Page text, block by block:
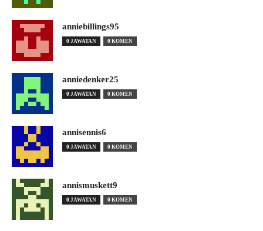
anniebillings95
0 JAWATAN 0 KOMEN
anniedenker25
0 JAWATAN 0 KOMEN
annisennis6
0 JAWATAN 0 KOMEN
annismuskett9
0 JAWATAN 0 KOMEN